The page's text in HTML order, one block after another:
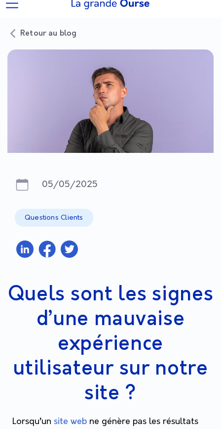
Retour au blog
05/05/2025
Questions Clients
Quels sont les signes
d’une mauvaise
expérience
utilisateur sur notre
site ?
Lorsqu’un site web ne génère pas les résultats